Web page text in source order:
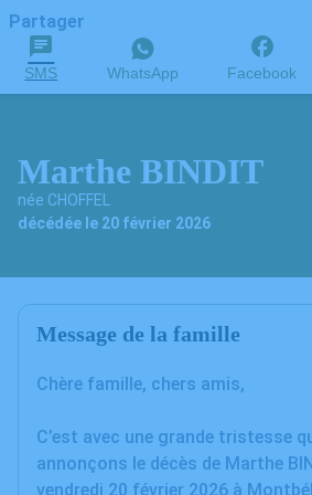
Partager
SMS WhatsApp Facebook
Marthe BINDIT
née CHOFFEL
décédée le 20 février 2026
Message de la famille
Chère famille, chers amis,
C’est avec une grande tristesse
annonçons le décès de Marthe
vendredi 20 février 2026 à